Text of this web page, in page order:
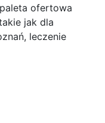
ofertowa
jak dla
leczenie